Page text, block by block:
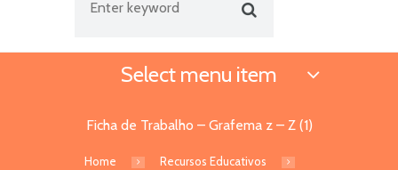
Select menu item
Ficha de Trabalho – Grafema z – Z (1)
Home
Recursos Educativos